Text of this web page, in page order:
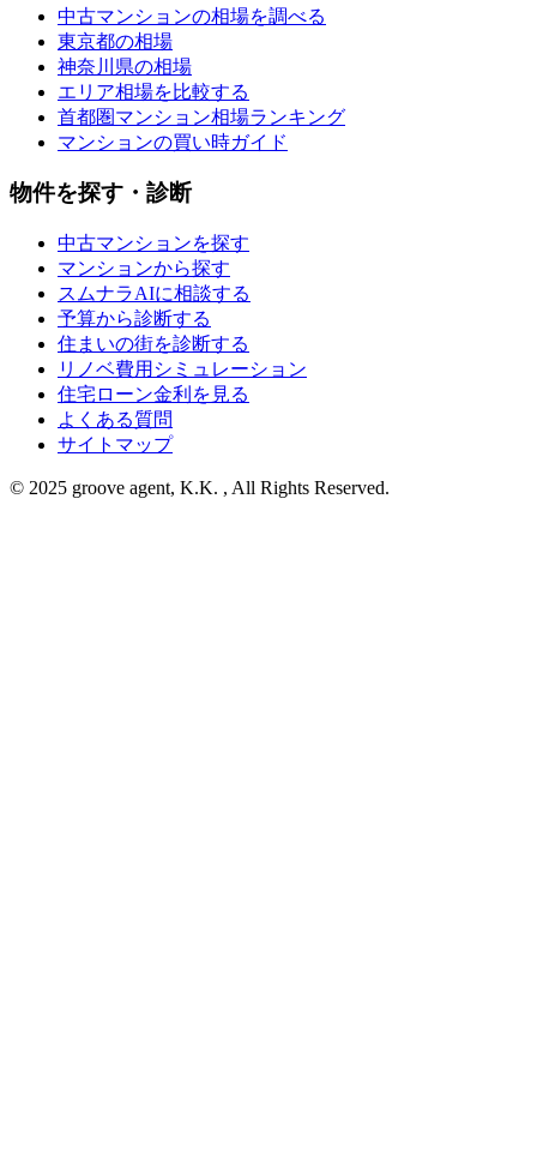
中古マンションの相場を調べる
東京都の相場
神奈川県の相場
エリア相場を比較する
首都圏マンション相場ランキング
マンションの買い時ガイド
物件を探す・診断
中古マンションを探す
マンションから探す
スムナラAIに相談する
予算から診断する
住まいの街を診断する
リノベ費用シミュレーション
住宅ローン金利を見る
よくある質問
サイトマップ
© 2025 groove agent, K.K. , All Rights Reserved.